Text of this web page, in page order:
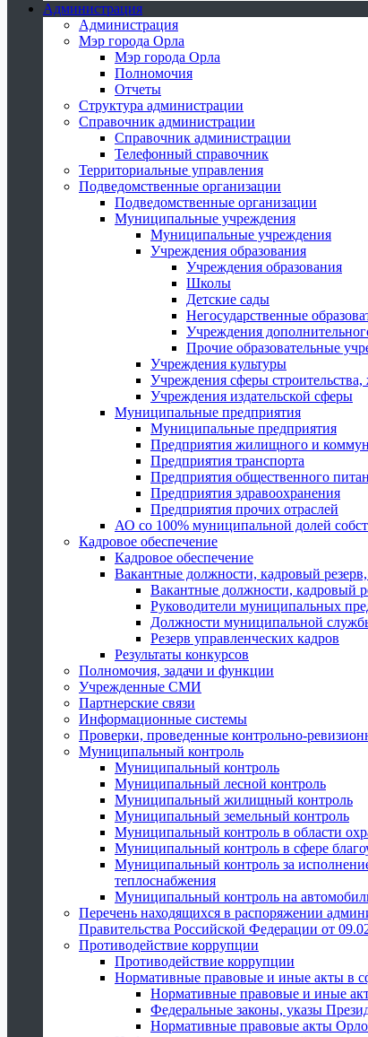
Администрация
Администрация
Мэр города Орла
Мэр города Орла
Полномочия
Отчеты
Структура администрации
Справочник администрации
Справочник администрации
Телефонный справочник
Территориальные управления
Подведомственные организации
Подведомственные организации
Муниципальные учреждения
Муниципальные учреждения
Учреждения образования
Учреждения образования
Школы
Детские сады
Негосударственные
Учреждения
Прочие образовательные
Учреждения культуры
Учреждения сферы
Учреждения издательской сферы
Муниципальные предприятия
Муниципальные предприятия
Предприятия жилищного и
Предприятия транспорта
Предприятия общественного
Предприятия здравоохранения
Предприятия прочих отраслей
АО со 100% муниципальной долей
Кадровое обеспечение
Кадровое обеспечение
Вакантные должности, кадровый
Вакантные должности, кадровый
Руководители муниципальных
Должности муниципальной
Резерв управленческих кадров
Результаты конкурсов
Полномочия, задачи и функции
Учрежденные СМИ
Партнерские связи
Информационные системы
Проверки, проведенные контрольно-
Муниципальный контроль
Муниципальный контроль
Муниципальный лесной контроль
Муниципальный жилищный контроль
Муниципальный земельный контроль
Муниципальный контроль в области
Муниципальный контроль в сфере
Муниципальный контроль за
теплоснабжения
Муниципальный контроль на
Перечень находящихся в распоряжении
Правительства Российской Федерации от
Противодействие коррупции
Противодействие коррупции
Нормативные правовые и иные акты в
Нормативные правовые и иные
Федеральные законы, указы
Нормативные правовые акты